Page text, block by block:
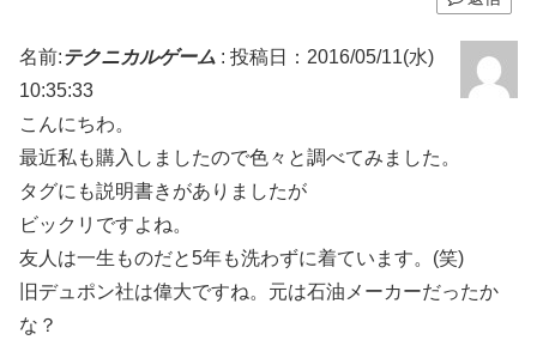
名前:テクニカルゲーム : 投稿日：2016/05/11(水)
10:35:33
こんにちわ。
最近私も購入しましたので色々と調べてみました。
タグにも説明書きがありましたが
ビックリですよね。
友人は一生ものだと5年も洗わずに着ています。(笑)
旧デュポン社は偉大ですね。元は石油メーカーだったか
な？